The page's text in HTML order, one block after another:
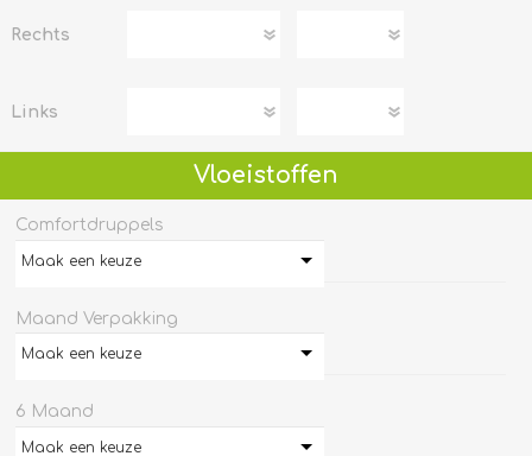
Rechts
Links
Vloeistoffen
Comfortdruppels
Maak een keuze
Maand Verpakking
Maak een keuze
6 Maand
Maak een keuze